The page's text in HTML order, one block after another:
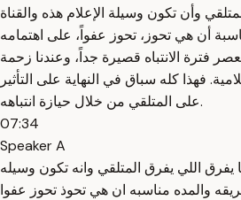
وأن تكون وسيلة الإعلام هذه والقناة
أن هي تحوز، تحوز عفواً، على اهتمامه
فترة الانتباه قصيرة جداً، وعندنا زحمة
فهذا كله سباق في النهاية على التأثير
على المتلقي من خلال حيازة انتباهه.
07:34
Speaker A
يفرق اللي يفرق المتلقي وانه تكون وسيله
والمده مناسبه ان هي تحوذ تحوز عفوا